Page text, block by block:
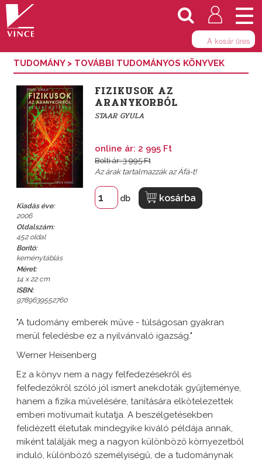
A kosár üres
TUDOMÁNY > TOVÁBBI TUDOMÁNYOS KÖNYVEK
Kiadás éve:
2006
Oldalszám:
452 oldal
Borító:
keménytáblás
Méret:
14 x 22 cm
ISBN:
9789639552760
FIZIKUSOK AZ
ARANYKORBÓL
STAAR GYULA
online ár: 2 995 Ft
Bolti ár: 3 995 Ft
Az árak tartalmazzák az Áfá-t!
db kosárba
"A tudomány emberek műve - túlságosan gyakran
merül feledésbe ez a nyilvánvaló igazság."
Werner Heisenberg
Ez a könyv nem a nagy felfedezésekről és
felfedezőkről szóló jól ismert anekdoták gyűjteménye,
hanem a fizika művelésére, tanítására elkötelezettek
emberi motívumait kutatja. A beszélgetésekben
felidézett életutak mindegyike kiváló példája annak,
miként találják meg a nagyon különböző környezetből
induló, különböző személyiségű, de a tudománynak